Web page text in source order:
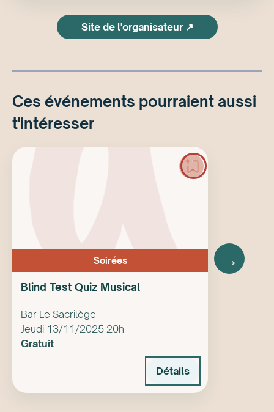
Site de l'organisateur ↗
Ces événements pourraient aussi
t'intéresser
Soirées
Blind Test Quiz Musical
Bar Le Sacrilège
Jeudi 13/11/2025 20h
Gratuit
Détails
→